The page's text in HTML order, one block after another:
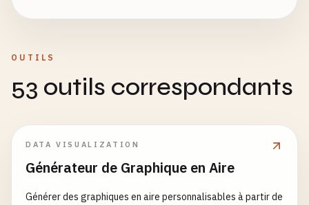
OUTILS
53 outils correspondants
DATA VISUALIZATION
Générateur de Graphique en Aire
Générer des graphiques en aire personnalisables à partir de